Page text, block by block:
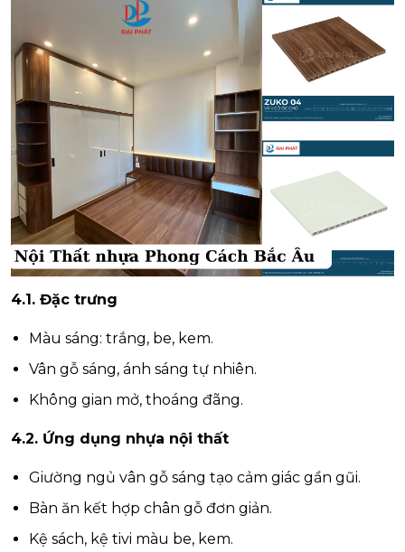
4.1. Đặc trưng
Màu sáng: trắng, be, kem.
Vân gỗ sáng, ánh sáng tự nhiên.
Không gian mở, thoáng đãng.
4.2. Ứng dụng nhựa nội thất
Giường ngủ vân gỗ sáng tạo cảm giác gần gũi.
Bàn ăn kết hợp chân gỗ đơn giản.
Kệ sách, kệ tivi màu be, kem.